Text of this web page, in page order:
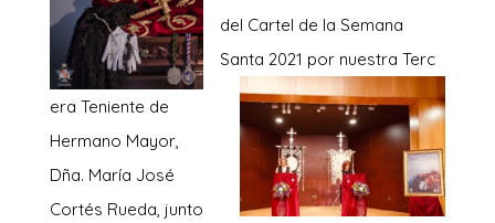
del Cartel de la Semana
Santa 2021 por nuestra Terc
era Teniente de
Hermano Mayor,
Dña. María José
Cortés Rueda, junto